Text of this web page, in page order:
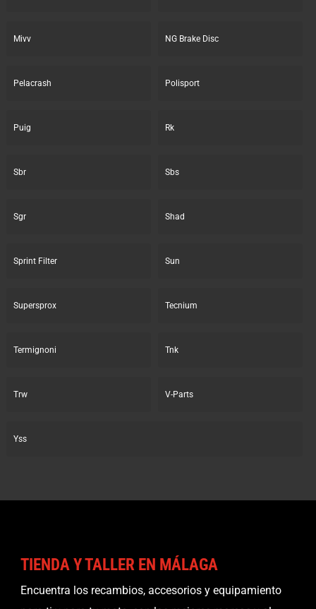
Mivv NG Brake Disc
Pelacrash Polisport
Puig Rk
Sbr Sbs
Sgr Shad
Sprint Filter Sun
Supersprox Tecnium
Termignoni Tnk
Trw V-Parts
Yss
TIENDA Y TALLER EN MÁLAGA
Encuentra los recambios, accesorios y equipamiento